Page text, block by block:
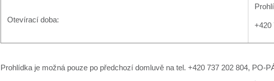
Otevírací doba:
+420
Prohlídka je možná pouze po předchozí domluvě na tel. +420 737 202 804, PO-